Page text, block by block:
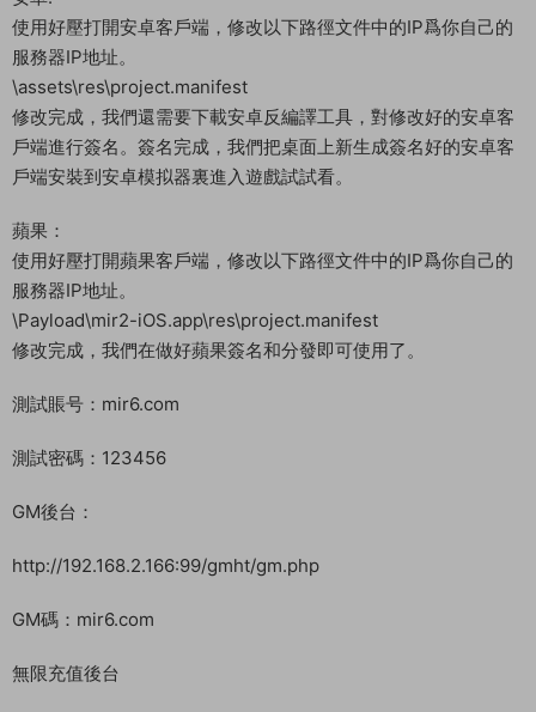
第四步:4-Run
第五步:5-LoginGate
第六步:6-本地驗證
第七步:7-GGService
第八步:8-M2Server（提示沒授權點擊确定即可）
第九步:9-啓動盤古
客戶端修改：
安卓:
使用好壓打開安卓客戶端，修改以下路徑文件中的IP爲你自己的
服務器IP地址。
修改完成，我們還需要下載安卓反編譯工具，對修改好的安卓客
戶端安裝到安卓模拟器裏進入遊戲試試看。
蘋果：
服務器IP地址。